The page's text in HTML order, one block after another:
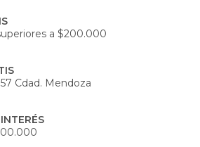
a $200.000
Cdad. Mendoza